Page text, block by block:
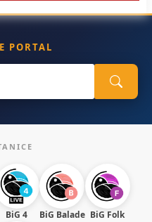
PORTAL
BiG 4 BiG Balade BiG Folk